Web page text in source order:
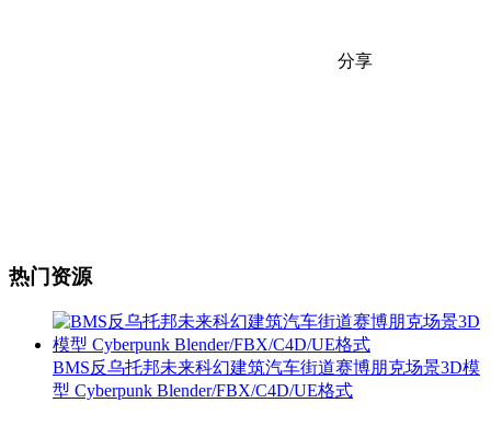
分享
热门资源
BMS反乌托邦未来科幻建筑汽车街道赛博朋克场景3D模
型 Cyberpunk Blender/FBX/C4D/UE格式